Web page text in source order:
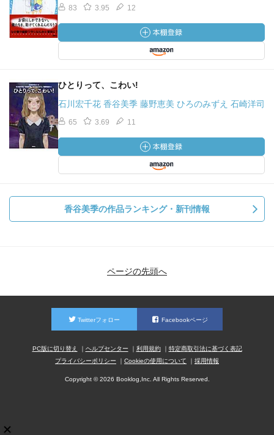
83 3.95 12
ひとりって、こわい!
石川宏千花 香谷美季 藤野恵美 ひろのみずえ 石崎洋司
65 3.69 11
香谷美季の作品ランキング・新刊情報
ページの先頭へ
Twitterフォロー Facebookページ
PC版に切り替え ヘルプセンター 利用規約
特定商取引法に基づく表記
プライバシーポリシー
Cookieの使用について 採用情報
Copyright © 2026 Booklog,Inc. All Rights Reserved.